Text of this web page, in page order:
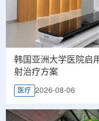
韩国亚洲大学医院启
射治疗方案
医疗 2026-08-06